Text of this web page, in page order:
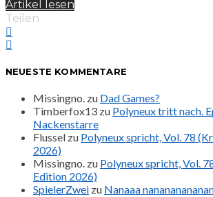
Artikel lesen
Teilen
NEUESTE KOMMENTARE
Missingno. zu Dad Games?
Timberfox13 zu Polyneux tritt nach.
Nackenstarre
Flussel zu Polyneux spricht, Vol. 78
2026)
Missingno. zu Polyneux spricht, Vol.
Edition 2026)
SpielerZwei zu Nanaaa